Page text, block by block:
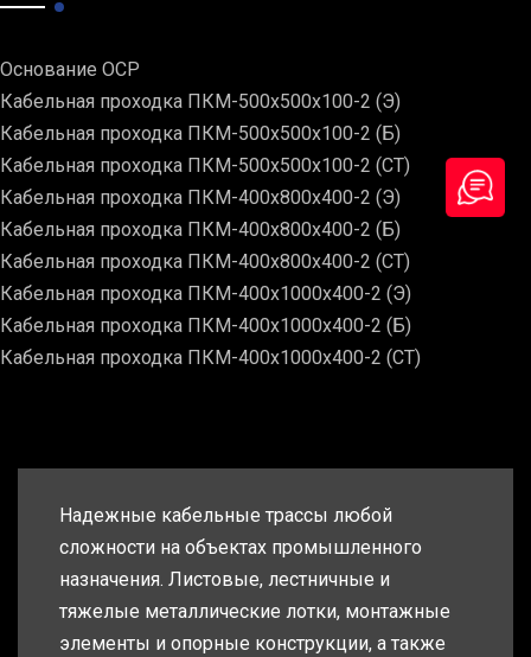
Основание ОСР
Кабельная проходка ПКМ-500х500х100-2 (Э)
Кабельная проходка ПКМ-500х500х100-2 (Б)
Кабельная проходка ПКМ-500х500х100-2 (СТ)
Кабельная проходка ПКМ-400х800х400-2 (Э)
Кабельная проходка ПКМ-400х800х400-2 (Б)
Кабельная проходка ПКМ-400х800х400-2 (СТ)
Кабельная проходка ПКМ-400х1000х400-2 (Э)
Кабельная проходка ПКМ-400х1000х400-2 (Б)
Кабельная проходка ПКМ-400х1000х400-2 (СТ)
Надежные кабельные трассы любой
сложности на объектах промышленного
назначения. Листовые, лестничные и
тяжелые металлические лотки, монтажные
элементы и опорные конструкции, а также